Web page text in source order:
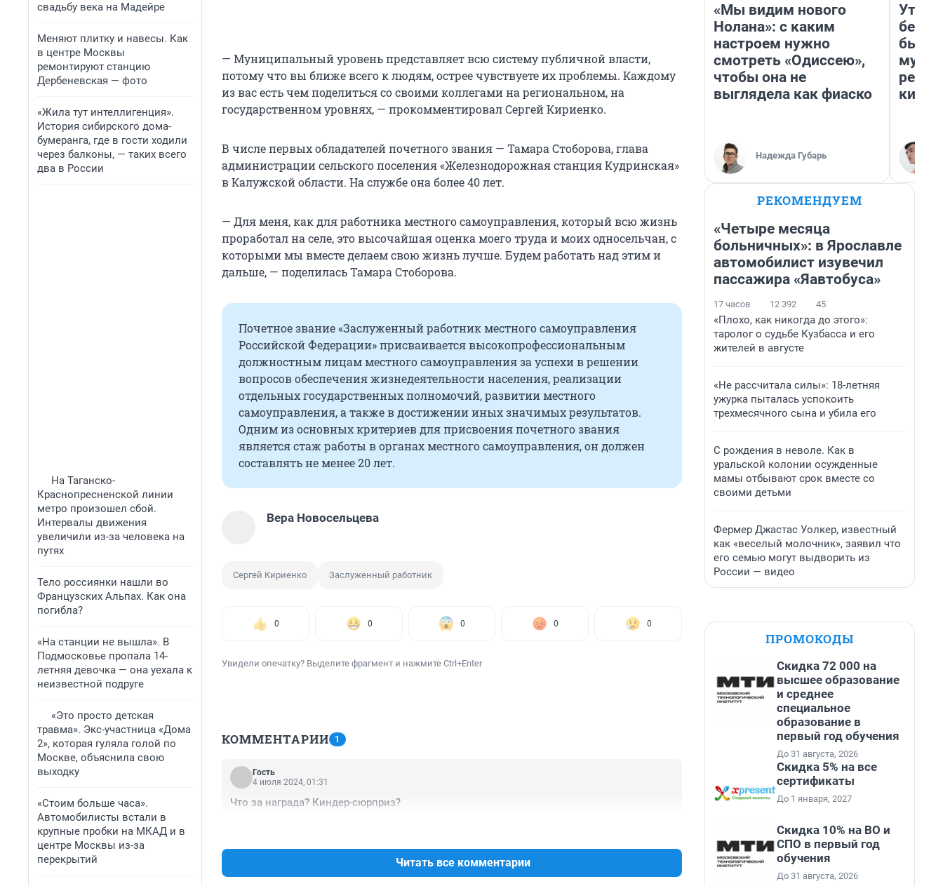
свадьбу века на Мадейре
Меняют плитку и навесы. Как
в центре Москвы
ремонтируют станцию
Дербеневская — фото
«Жила тут интеллигенция».
История сибирского дома-
бумеранга, где в гости ходили
через балконы, — таких всего
два в России
На Таганско-
Краснопресненской линии
метро произошел сбой.
Интервалы движения
увеличили из-за человека на
путях
Тело россиянки нашли во
Французских Альпах. Как она
погибла?
«На станции не вышла». В
Подмосковье пропала 14-
летняя девочка — она уехала к
неизвестной подруге
«Это просто детская
травма». Экс-участница «Дома
2», которая гуляла голой по
Москве, объяснила свою
выходку
«Стоим больше часа».
Автомобилисты встали в
крупные пробки на МКАД и в
центре Москвы из-за
перекрытий
— Муниципальный уровень представляет всю систему публичной власти,
потому что вы ближе всего к людям, острее чувствуете их проблемы. Каждому
из вас есть чем поделиться со своими коллегами на региональном, на
государственном уровнях, — прокомментировал Сергей Кириенко.
В числе первых обладателей почетного звания — Тамара Стоборова, глава
администрации сельского поселения «Железнодорожная станция Кудринская»
в Калужской области. На службе она более 40 лет.
— Для меня, как для работника местного самоуправления, который всю жизнь
проработал на селе, это высочайшая оценка моего труда и моих односельчан, с
которыми мы вместе делаем свою жизнь лучше. Будем работать над этим и
дальше, — поделилась Тамара Стоборова.
Почетное звание «Заслуженный работник местного самоуправления
Российской Федерации» присваивается высокопрофессиональным
должностным лицам местного самоуправления за успехи в решении
вопросов обеспечения жизнедеятельности населения, реализации
отдельных государственных полномочий, развитии местного
самоуправления, а также в достижении иных значимых результатов.
Одним из основных критериев для присвоения почетного звания
является стаж работы в органах местного самоуправления, он должен
составлять не менее 20 лет.
Вера Новосельцева
Сергей Кириенко Заслуженный работник
0 0 0 0 0
Увидели опечатку? Выделите фрагмент и нажмите Ctrl+Enter
КОММЕНТАРИИ 1
Гость
4 июля 2024, 01:31
Что за награда? Киндер-сюрприз?
Читать все комментарии
«Мы видим нового
Нолана»: с каким
настроем нужно
смотреть «Одиссею»,
чтобы она не
выглядела как фиаско
Надежда Губарь
без
был
РЕКОМЕНДУЕМ
«Четыре месяца
больничных»: в Ярославле
автомобилист изувечил
пассажира «Яавтобуса»
17 часов 12 392 45
«Плохо, как никогда до этого»:
таролог о судьбе Кузбасса и его
жителей в августе
«Не рассчитала силы»: 18-летняя
ужурка пыталась успокоить
трехмесячного сына и убила его
С рождения в неволе. Как в
уральской колонии осужденные
мамы отбывают срок вместе со
своими детьми
Фермер Джастас Уолкер, известный
как «веселый молочник», заявил что
его семью могут выдворить из
России — видео
ПРОМОКОДЫ
Скидка 72 000 на
высшее образование
и среднее
специальное
образование в
первый год обучения
До 31 августа, 2026
Скидка 5% на все
сертификаты
До 1 января, 2027
Скидка 10% на ВО и
СПО в первый год
обучения
До 31 августа, 2026